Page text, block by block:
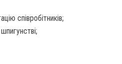
співробітників;